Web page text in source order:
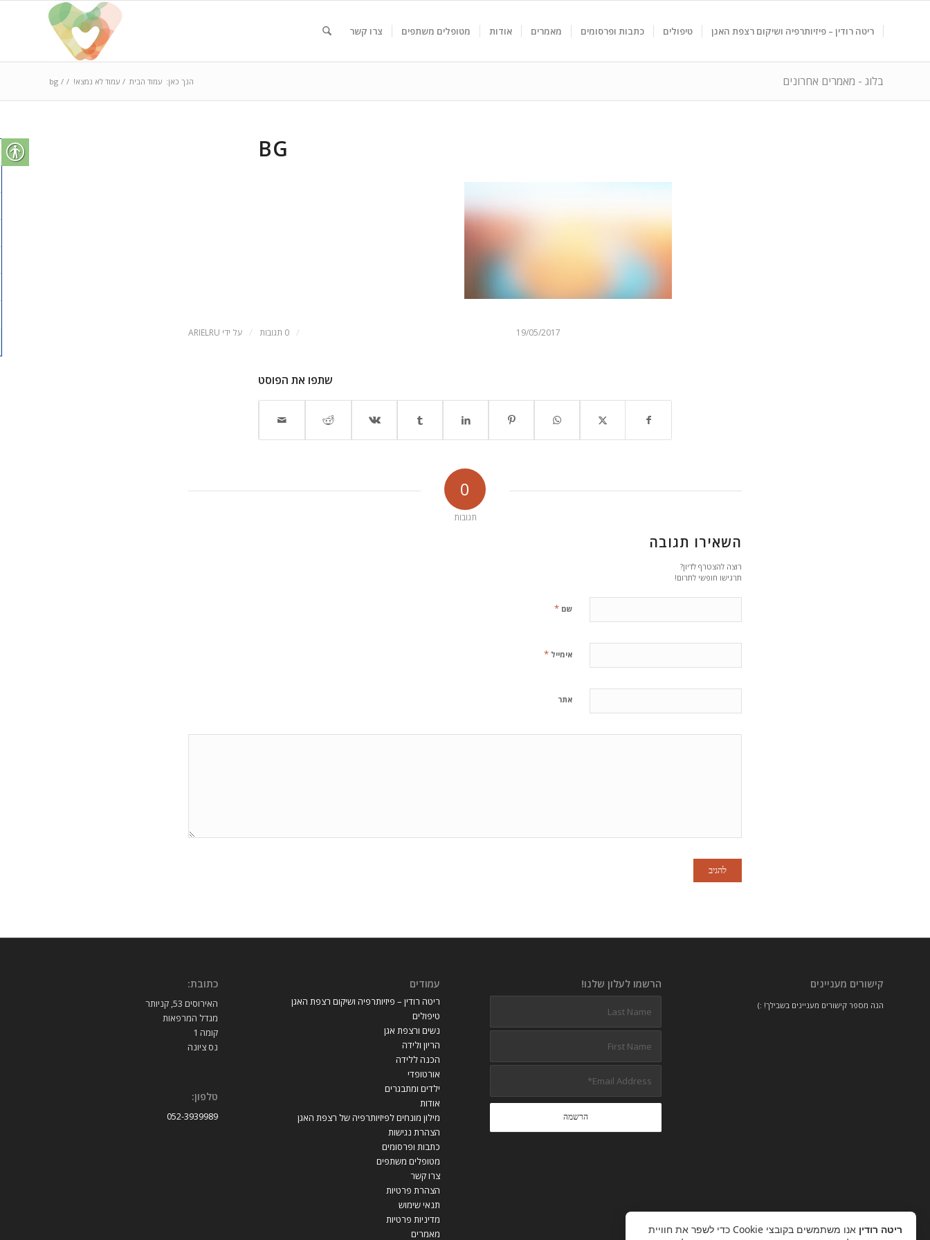
ריטה רודין – פיזיותרפיה ושיקום רצפת האגן טיפולים כתבות ופרסומים מאמרים אודות מטופלים משתפים צרו קשר
בלוג - מאמרים אחרונים הנך כאן: עמוד הבית / עמוד לא נמצא! /
/
bg
BG
19/05/2017
/ 0 תגובות / על ידי ARIELRU
שתפו את הפוסט
0
תגובות
השאירו תגובה
רוצה להצטרף לדיון?
תרגישו חופשי לתרום!
שם *
אימייל *
אתר
קישורים מעניינים
הנה מספר קישורים מעניינים בשבילך! :)
הרשמו לעלון שלנו! עמודים
ריטה רודין – פיזיותרפיה ושיקום רצפת האגן
טיפולים
נשים ורצפת אגן
הריון ולידה
הכנה ללידה
אורטופדי
ילדים ומתבגרים
אודות
מילון מונחים לפיזיותרפיה של רצפת האגן
הצהרת נגישות
כתבות ופרסומים
מטופלים משתפים
צרו קשר
הצהרת פרטיות
תנאי שימוש
מדיניות פרטיות
מאמרים
כתובת:
האירוסים 53, קניותר
מגדל המרפאות
קומה 1
נס ציונה
טלפון:
052-3939989
ריטה רודין
אנו משתמשים בקובצי Cookie כדי לשפר את חוויית